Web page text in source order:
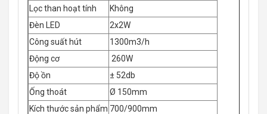
Lọc than hoạt tính
Không
Đèn LED
2x2W
Công suất hút
1300m3/h
Động cơ
260W
Độ ồn
± 52db
Ống thoát
Ø 150mm
Kích thước sản phẩm 700/900mm